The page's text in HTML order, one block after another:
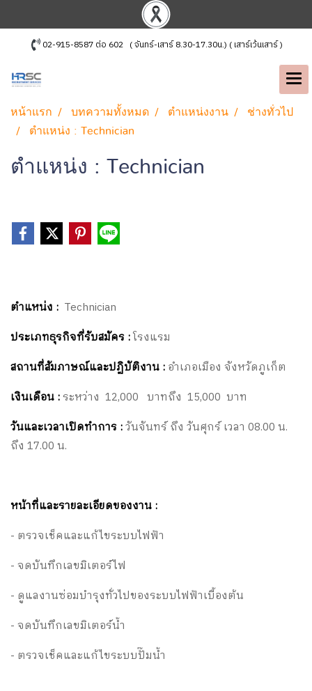
02-915-8587 ต่อ 602 ( จันทร์-เสาร์ 8.30-17.30น.) ( เสาร์เว้นเสาร์ )
หน้าแรก บทความทั้งหมด ตำแหน่งงาน
ช่างทั่วไป
ตำแหน่ง : Technician
ตำแหน่ง : Technician
ตำแหน่ง : Technician
ประเภทธุรกิจที่รับสมัคร :โรงแรม
สถานที่สัมภาษณ์และปฏิบัติงาน : อำเภอเมือง จังหวัดภูเก็ต
เงินเดือน :ระหว่าง 12,000 บาทถึง 15,000 บาท
วันและเวลาเปิดทำการ :วันจันทร์ ถึง วันศุกร์ เวลา 08.00 น.
ถึง 17.00 น.
หน้าที่และรายละเอียดของงาน :
- ตรวจเช็คและแก้ไขระบบไฟฟ้า
- จดบันทึกเลขมิเตอร์ไฟ
- ดูแลงานซ่อมบำรุงทั่วไปของระบบไฟฟ้าเบื้องต้น
- จดบันทึกเลขมิเตอร์น้ำ
- ตรวจเช็คและแก้ไขระบบปั๊มน้ำ